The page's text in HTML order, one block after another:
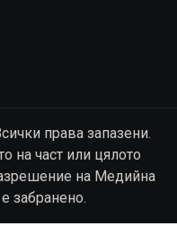
права запазени.
на част или цялото
на Медийна
забранено.